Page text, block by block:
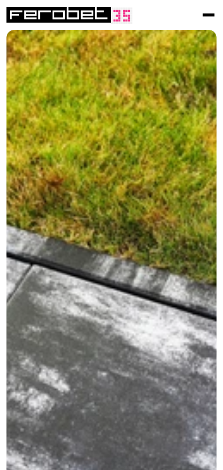
/ Randsteine
Randsteine
Beetränder
Neuigkeitsprodukt